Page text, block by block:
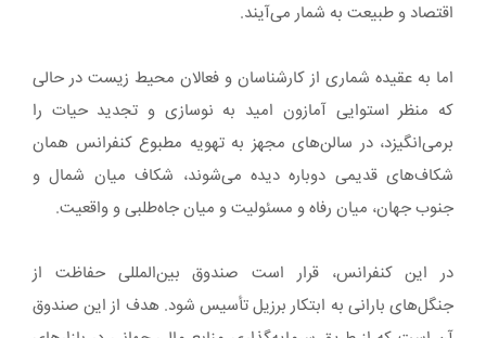
اقتصاد و طبیعت به شمار می‌آیند.
اما به عقیده شماری از کارشناسان و فعالان محیط زیست در حالی
که منظر استوایی آمازون امید به نوسازی و تجدید حیات را
برمی‌انگیزد، در سالن‌های مجهز به تهویه مطبوع کنفرانس همان
شکاف‌های قدیمی دوباره دیده می‌شوند، شکاف میان شمال و
جنوب جهان، میان رفاه و مسئولیت و میان جاه‌طلبی و واقعیت.
در این کنفرانس، قرار است صندوق بین‌المللی حفاظت از
جنگل‌های بارانی به ابتکار برزیل تأسیس شود. هدف از این صندوق